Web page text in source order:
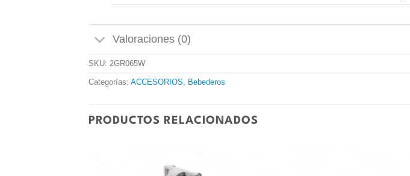
Valoraciones (0)
SKU: 2GR065W
Categorías: ACCESORIOS Bebederos
PRODUCTOS RELACIONADOS